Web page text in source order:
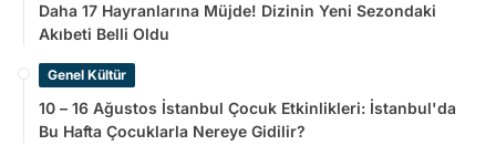
Daha 17 Hayranlarına Müjde! Dizinin Yeni Sezondaki
Akıbeti Belli Oldu
Genel Kültür
10 – 16 Ağustos İstanbul Çocuk Etkinlikleri: İstanbul'da
Bu Hafta Çocuklarla Nereye Gidilir?